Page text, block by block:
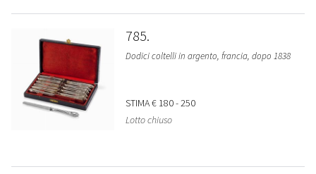
785
Dodici coltelli in argento, francia, dopo 1838
STIMA€ 180 - 250
Lotto chiuso